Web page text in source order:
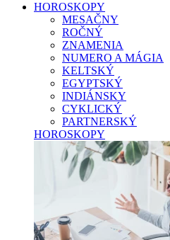
HOROSKOPY
MESAČNY
ROČNÝ
ZNAMENIA
NUMERO A MÁGIA
KELTSKÝ
EGYPTSKÝ
INDIÁNSKY
CYKLICKÝ
PARTNERSKÝ
HOROSKOPY